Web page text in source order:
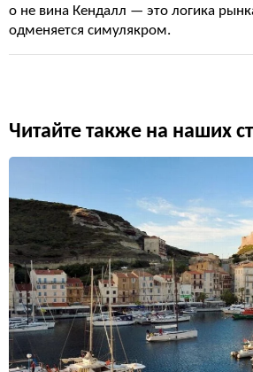
о не вина Кендалл — это логика
одменяется симулякром.
Читайте также на наших